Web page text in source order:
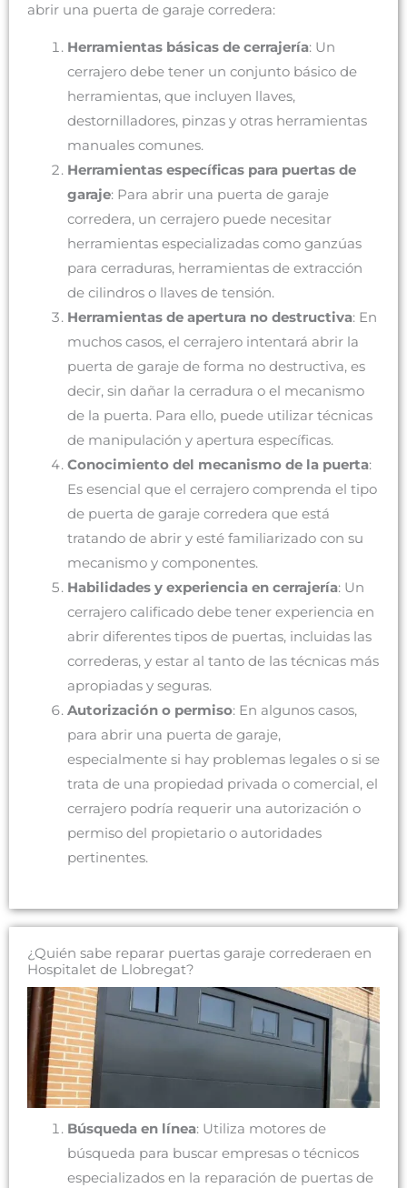
abrir una puerta de garaje corredera:
Herramientas básicas de cerrajería: Un
cerrajero debe tener un conjunto básico de
herramientas, que incluyen llaves,
destornilladores, pinzas y otras herramientas
manuales comunes.
Herramientas específicas para puertas de
garaje: Para abrir una puerta de garaje
corredera, un cerrajero puede necesitar
herramientas especializadas como ganzúas
para cerraduras, herramientas de extracción
de cilindros o llaves de tensión.
Herramientas de apertura no destructiva: En
muchos casos, el cerrajero intentará abrir la
puerta de garaje de forma no destructiva, es
decir, sin dañar la cerradura o el mecanismo
de la puerta. Para ello, puede utilizar técnicas
de manipulación y apertura específicas.
Conocimiento del mecanismo de la puerta:
Es esencial que el cerrajero comprenda el tipo
de puerta de garaje corredera que está
tratando de abrir y esté familiarizado con su
mecanismo y componentes.
Habilidades y experiencia en cerrajería: Un
cerrajero calificado debe tener experiencia en
abrir diferentes tipos de puertas, incluidas las
correderas, y estar al tanto de las técnicas más
apropiadas y seguras.
Autorización o permiso: En algunos casos,
para abrir una puerta de garaje,
especialmente si hay problemas legales o si se
trata de una propiedad privada o comercial, el
cerrajero podría requerir una autorización o
permiso del propietario o autoridades
pertinentes.
¿Quién sabe reparar puertas garaje correderaen en
Hospitalet de Llobregat?
Búsqueda en línea: Utiliza motores de
búsqueda para buscar empresas o técnicos
especializados en la reparación de puertas de